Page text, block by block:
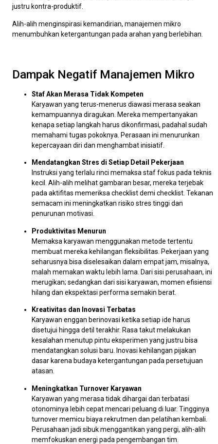
justru kontra-produktif.
Alih-alih menginspirasi kemandirian, manajemen mikro
menumbuhkan ketergantungan pada arahan yang berlebihan.
Dampak Negatif Manajemen Mikro
Staf Akan Merasa Tidak Kompeten
Karyawan yang terus-menerus diawasi merasa seakan
kemampuannya diragukan. Mereka mempertanyakan
kenapa setiap langkah harus dikonfirmasi, padahal sudah
memahami tugas pokoknya. Perasaan ini menurunkan
kepercayaan diri dan menghambat inisiatif.
Mendatangkan Stres di Setiap Detail Pekerjaan
Instruksi yang terlalu rinci memaksa staf fokus pada teknis
kecil. Alih-alih melihat gambaran besar, mereka terjebak
pada aktifitas memeriksa checklist demi checklist. Tekanan
semacam ini meningkatkan risiko stres tinggi dan
penurunan motivasi.
Produktivitas Menurun
Memaksa karyawan menggunakan metode tertentu
membuat mereka kehilangan fleksibilitas. Pekerjaan yang
seharusnya bisa diselesaikan dalam empat jam, misalnya,
malah memakan waktu lebih lama. Dari sisi perusahaan, ini
merugikan; sedangkan dari sisi karyawan, momen efisiensi
hilang dan ekspektasi performa semakin berat.
Kreativitas dan Inovasi Terbatas
Karyawan enggan berinovasi ketika setiap ide harus
disetujui hingga detil terakhir. Rasa takut melakukan
kesalahan menutup pintu eksperimen yang justru bisa
mendatangkan solusi baru. Inovasi kehilangan pijakan
dasar karena budaya ketergantungan pada persetujuan
atasan.
Meningkatkan Turnover Karyawan
Karyawan yang merasa tidak dihargai dan terbatasi
otonominya lebih cepat mencari peluang di luar. Tingginya
turnover memicu biaya rekrutmen dan pelatihan kembali.
Perusahaan jadi sibuk menggantikan yang pergi, alih-alih
memfokuskan energi pada pengembangan tim.